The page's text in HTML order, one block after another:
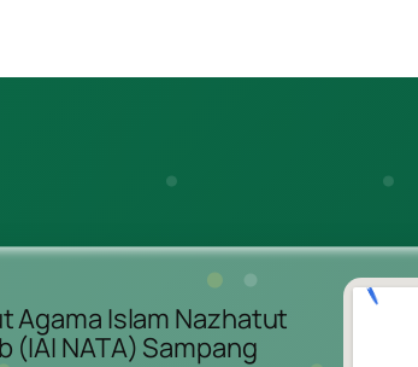
Agama Islam Nazhatut
(IAI NATA) Sampang